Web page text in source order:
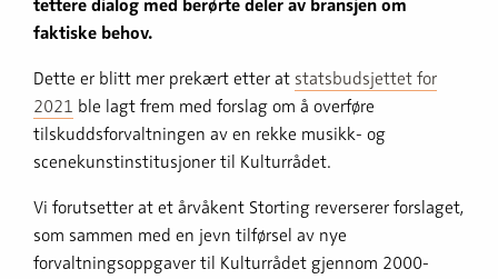
tettere dialog med berørte deler av bransjen om
faktiske behov.
Dette er blitt mer prekært etter at statsbudsjettet for
2021 ble lagt frem med forslag om å overføre
tilskuddsforvaltningen av en rekke musikk- og
scenekunstinstitusjoner til Kulturrådet.
Vi forutsetter at et årvåkent Storting reverserer forslaget,
som sammen med en jevn tilførsel av nye
forvaltningsoppgaver til Kulturrådet gjennom 2000-